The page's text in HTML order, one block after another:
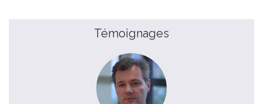
Témoignages